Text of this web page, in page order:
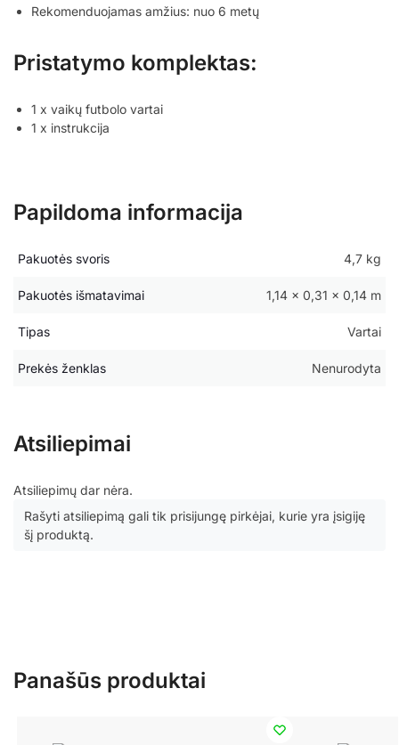
Rekomenduojamas amžius: nuo 6 metų
Pristatymo komplektas:
1 x vaikų futbolo vartai
1 x instrukcija
Papildoma informacija
Pakuotės svoris 4,7 kg
Pakuotės išmatavimai 1,14 × 0,31 × 0,14 m
Tipas Vartai
Prekės ženklas Nenurodyta
Atsiliepimai
Atsiliepimų dar nėra.
Rašyti atsiliepimą gali tik prisijungę pirkėjai, kurie yra įsigiję
šį produktą.
Panašūs produktai